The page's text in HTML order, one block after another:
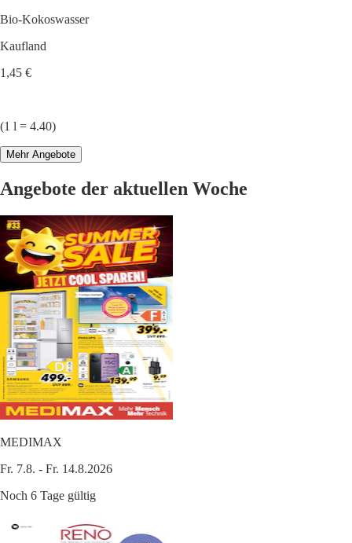
Bio-Kokoswasser
Kaufland
1,45 €
(1 l = 4.40)
Mehr Angebote
Angebote der aktuellen Woche
MEDIMAX
Fr. 7.8. - Fr. 14.8.2026
Noch 6 Tage gültig